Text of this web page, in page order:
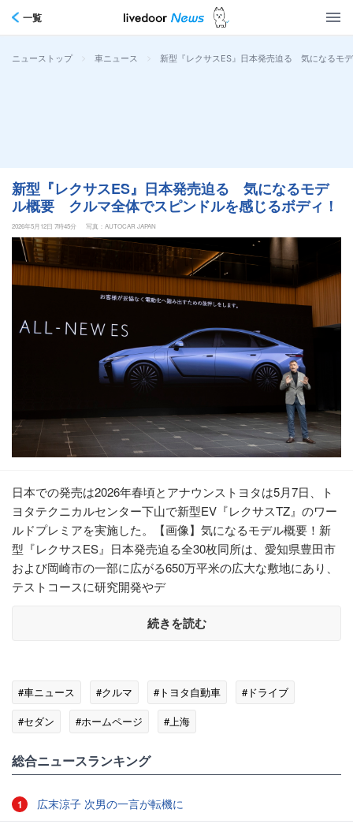
一覧
ニューストップ > 車ニュース > 新型『レクサスES』日本発売迫る 気になるモ
新型『レクサスES』日本発売迫る 気になるモデ
ル概要 クルマ全体でスピンドルを感じるボディ！
2026年5月12日 7時45分 写真：AUTOCAR JAPAN
日本での発売は2026年春頃とアナウンストヨタは5月7日、ト
ヨタテクニカルセンター下山で新型EV『レクサスTZ』のワー
ルドプレミアを実施した。【画像】気になるモデル概要！新
型『レクサスES』日本発売迫る全30枚同所は、愛知県豊田市
および岡崎市の一部に広がる650万平米の広大な敷地にあり、
テストコースに研究開発やデ
続きを読む
#車ニュース #クルマ #トヨタ自動車
#ドライブ
#セダン
#ホームページ #上海
総合ニュースランキング
1 広末涼子 次男の一言が転機に